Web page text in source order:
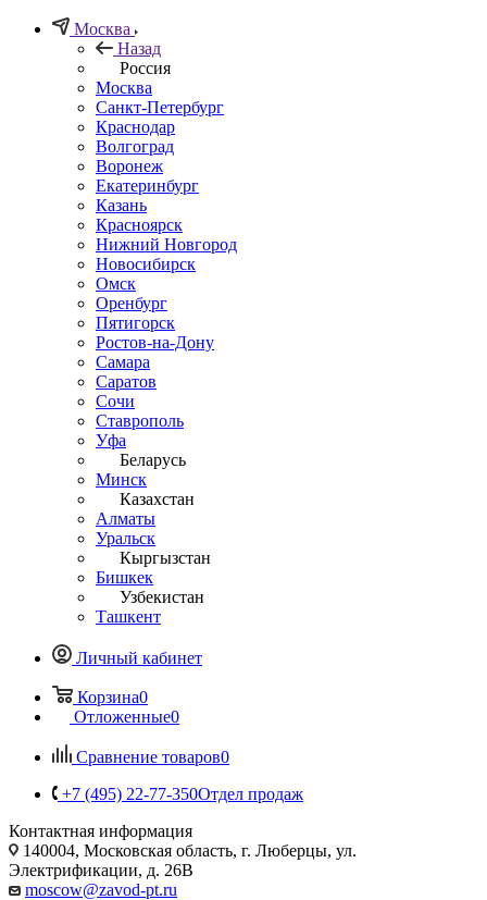
Москва
Назад
Россия
Москва
Санкт-Петербург
Краснодар
Волгоград
Воронеж
Екатеринбург
Казань
Красноярск
Нижний Новгород
Новосибирск
Омск
Оренбург
Пятигорск
Ростов-на-Дону
Самара
Саратов
Сочи
Ставрополь
Уфа
Беларусь
Минск
Казахстан
Алматы
Уральск
Кыргызстан
Бишкек
Узбекистан
Ташкент
Личный кабинет
Корзина0
Отложенные0
Сравнение товаров0
+7 (495) 22-77-350Отдел продаж
Контактная информация
140004, Московская область, г. Люберцы, ул.
Электрификации, д. 26В
moscow@zavod-pt.ru